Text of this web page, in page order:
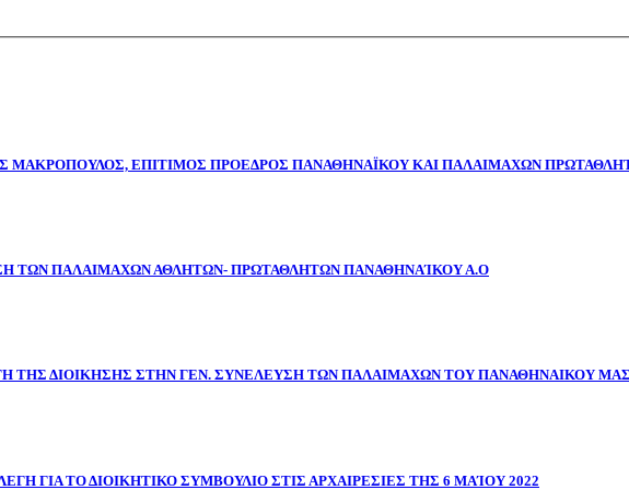
ΜΑΚΡΟΠΟΥΛΟΣ, ΕΠΙΤΙΜΟΣ ΠΡΟΕΔΡΟΣ ΠΑΝΑΘΗΝΑΪΚΟΥ ΚΑΙ ΠΑΛΑΙΜΑΧΩΝ
ΤΩΝ ΠΑΛΑΙΜΑΧΩΝ ΑΘΛΗΤΩΝ- ΠΡΩΤΑΘΛΗΤΩΝ ΠΑΝΑΘΗΝΑΊΚΟΥ Α.Ο
ΤΗΣ ΔΙΟΙΚΗΣΗΣ ΣΤΗΝ ΓΕΝ. ΣΥΝΕΛΕΥΣΗ ΤΩΝ ΠΑΛΑΙΜΑΧΩΝ ΤΟΥ ΠΑΝΑΘΗΝΑΙΚΟΥ ΜΑΣ
ΓΙΑ ΤΟ ΔΙΟΙΚΗΤΙΚΟ ΣΥΜΒΟΥΛΙΟ ΣΤΙΣ ΑΡΧΑΙΡΕΣΙΕΣ ΤΗΣ 6 ΜΑΊΟΥ 2022